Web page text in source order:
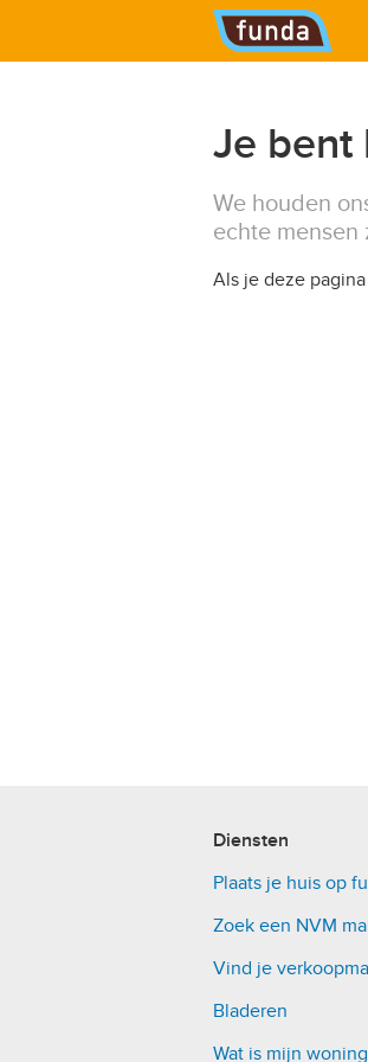
Hoofdmenu
Je bent
We houden
echte mensen
Als je deze
Diensten
Plaats je huis op
Zoek een NVM
Vind je
Bladeren
Wat is mijn